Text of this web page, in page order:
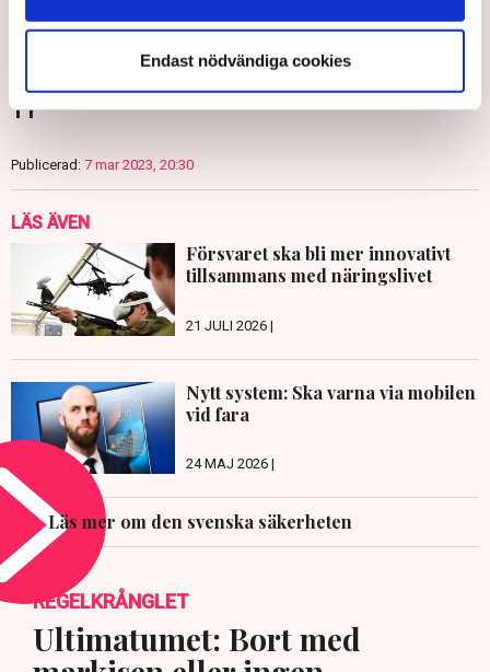
Endast nödvändiga cookies
TT
Publicerad: 7 mar 2023, 20:30
LÄS ÄVEN
Försvaret ska bli mer innovativt
tillsammans med näringslivet
21 JULI 2026 |
Nytt system: Ska varna via mobilen
vid fara
24 MAJ 2026 |
Läs mer om den svenska säkerheten
REGELKRÅNGLET
Ultimatumet: Bort med